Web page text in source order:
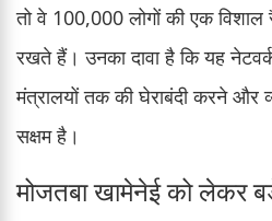
तो वे 100,000 लोगों की एक विशाल
रखते हैं। उनका दावा है कि यह
मंत्रालयों तक की घेराबंदी करने और
सक्षम है।
मोजतबा खामेनेई को लेकर